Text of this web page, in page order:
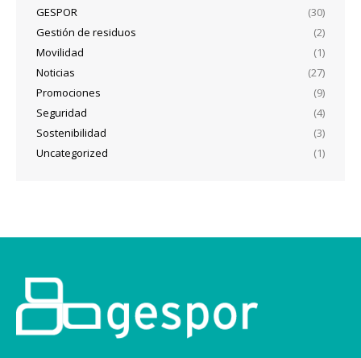
GESPOR
(30)
Gestión de residuos
(2)
Movilidad
(1)
Noticias
(27)
Promociones
(9)
Seguridad
(4)
Sostenibilidad
(3)
Uncategorized
(1)